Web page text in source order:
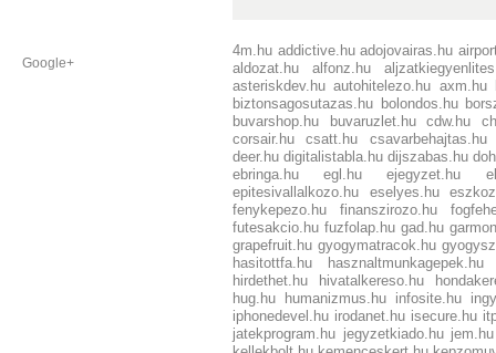
Google+
4m.hu addictive.hu adojovairas.hu
aldozat.hu
alfonz.hu
asteriskdev.hu autohitelezo.hu axm.hu
biztonsagosutazas.hu bolondos.hu
buvarshop.hu
buvaruzlet.hu cdw.hu
corsair.hu
csatt.hu
csavarbehajtas.hu
deer.hu digitalistabla.hu dijszabas.hu
ebringa.hu
egl.hu ejegyzet.hu
epitesivallalkozo.hu
eselyes.hu
fenykepezo.hu
finanszirozo.hu
futesakcio.hu fuzfolap.hu gad.hu
grapefruit.hu gyogymatracok.hu
hasitottfa.hu
hasznaltmunkagepek.hu
hirdethet.hu
hivatalkereso.hu
hug.hu
humanizmus.hu infosite.hu
iphonedevel.hu irodanet.hu isecure.hu
jatekprogram.hu jegyzetkiado.hu jem.hu